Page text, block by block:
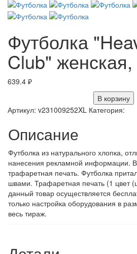
Футболка
Club"
639.4 ₽
В корзину
Артикул: v231009252XL Категория:
Описание
Футболка из натурального хлопка,
нанесения рекламной информации.
трафаретная печать. Футболка
швами. Трафаретная печать (1 цвет
данный товар осуществляется
только настройка оборудования в
весь тираж.